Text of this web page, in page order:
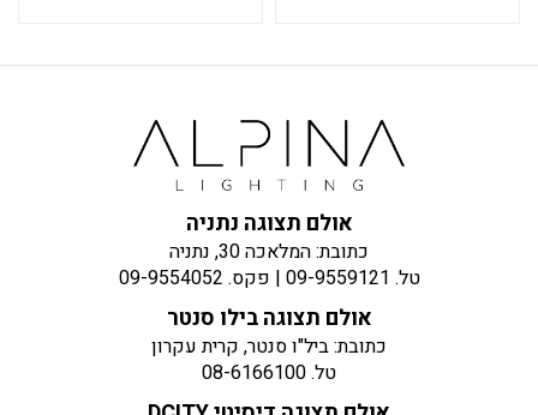
אולם תצוגה נתניה
כתובת: המלאכה 30, נתניה
טל. 09-9559121 | פקס. 09-9554052
אולם תצוגה בילו סנטר
כתובת: ביל"ו סנטר, קרית עקרון
טל.08-6166100